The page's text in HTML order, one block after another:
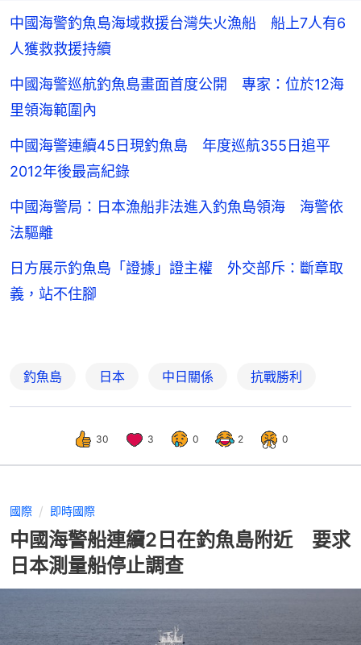
中國海警釣魚島海域救援台灣失火漁船 船上7人有6
人獲救救援持續
中國海警巡航釣魚島畫面首度公開 專家：位於12海
里領海範圍內
中國海警連續45日現釣魚島 年度巡航355日追平
2012年後最高紀錄
中國海警局：日本漁船非法進入釣魚島領海 海警依
法驅離
日方展示釣魚島「證據」證主權 外交部斥：斷章取
義，站不住腳
釣魚島 日本 中日關係 抗戰勝利
30 3 0 2 0
國際 即時國際
中國海警船連續2日在釣魚島附近 要求
日本測量船停止調查